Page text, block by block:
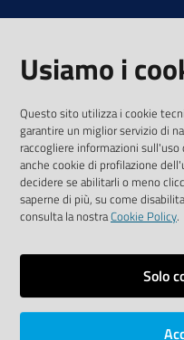
Note legali
Media Policy
SEGUICI SU
YoutubeTwitterLinkedin
Vai alla pagina
Area riservata
Usiamo i
Questo sito utilizza i cookie
garantire un miglior servizio di
raccogliere informazioni
anche cookie di profilazione
decidere se abilitarli o meno
saperne di più, su come
consulta la nostraCookie Policy.
Solo